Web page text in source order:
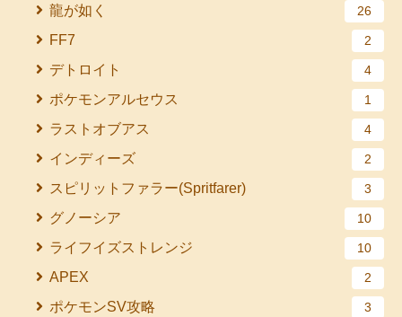
龍が如く 26
FF7 2
デトロイト 4
ポケモンアルセウス 1
ラストオブアス 4
インディーズ 2
スピリットファラー(Spritfarer) 3
グノーシア 10
ライフイズストレンジ 10
APEX 2
ポケモンSV攻略 3